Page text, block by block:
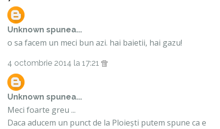
Unknown spunea...
o sa facem un meci bun azi. hai baietii, hai gazu!
4 octombrie 2014 la 17:21
Unknown spunea...
Meci foarte greu ...
Daca aducem un punct de la Ploiești putem spune ca e